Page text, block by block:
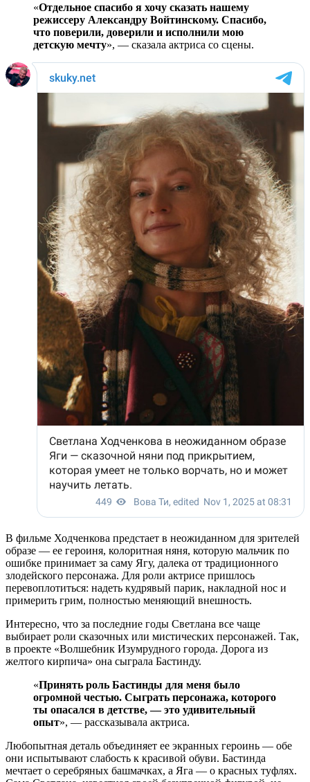
«Отдельное спасибо я хочу сказать нашему
режиссеру Александру Войтинскому. Спасибо,
что поверили, доверили и исполнили мою
детскую мечту», — сказала актриса со сцены.
В фильме Ходченкова предстает в неожиданном для зрителей
образе — ее героиня, колоритная няня, которую мальчик по
ошибке принимает за саму Ягу, далека от традиционного
злодейского персонажа. Для роли актрисе пришлось
перевоплотиться: надеть кудрявый парик, накладной нос и
примерить грим, полностью меняющий внешность.
Интересно, что за последние годы Светлана все чаще
выбирает роли сказочных или мистических персонажей. Так,
в проекте «Волшебник Изумрудного города. Дорога из
желтого кирпича» она сыграла Бастинду.
«Принять роль Бастинды для меня было
огромной честью. Сыграть персонажа, которого
ты опасался в детстве, — это удивительный
опыт», — рассказывала актриса.
Любопытная деталь объединяет ее экранных героинь — обе
они испытывают слабость к красивой обуви. Бастинда
мечтает о серебряных башмачках, а Яга — о красных туфлях.